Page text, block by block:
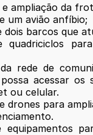
e ampliação da
um avião anfíbio;
dois barcos que
quadriciclos
rede de
acessar os
ou celular.
drones para
equipamentos